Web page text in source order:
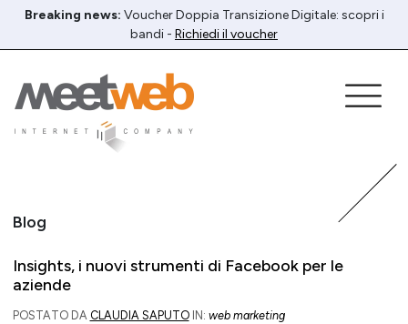
Breaking news: Voucher Doppia Transizione Digitale: scopri i
bandi - Richiedi il voucher
Blog
Insights, i nuovi strumenti di Facebook per le
aziende
POSTATO DA CLAUDIA SAPUTOIN: web marketing